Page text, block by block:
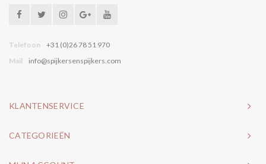
Telefoon
+31 (0)26 78 51 970
Mail
info@spijkersenspijkers.com
KLANTENSERVICE
CATEGORIEËN